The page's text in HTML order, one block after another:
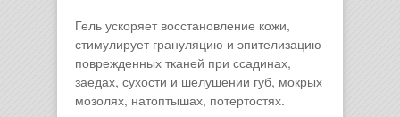
Гель ускоряет восстановление кожи,
стимулирует грануляцию и эпителизацию
поврежденных тканей при ссадинах,
заедах, сухости и шелушении губ, мокрых
мозолях, натоптышах, потертостях.